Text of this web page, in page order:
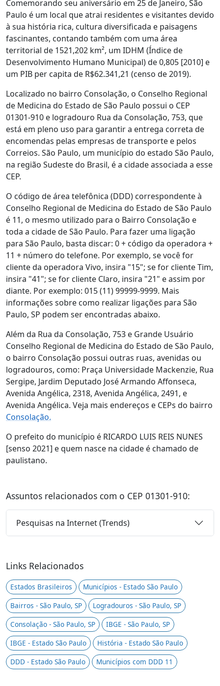
Comemorando seu aniversário em 25 de Janeiro, São
Paulo é um local que atrai residentes e visitantes devido
à sua história rica, cultura diversificada e paisagens
fascinantes, contando também com uma área
territorial de 1521,202 km², um IDHM (Índice de
Desenvolvimento Humano Municipal) de 0,805 [2010] e
um PIB per capita de R$62.341,21 (censo de 2019).
Localizado no bairro Consolação, o Conselho Regional
de Medicina do Estado de São Paulo possui o CEP
01301-910 e logradouro Rua da Consolação, 753, que
está em pleno uso para garantir a entrega correta de
encomendas pelas empresas de transporte e pelos
Correios. São Paulo, um município do estado São Paulo,
na região Sudeste do Brasil, é a cidade associada a esse
CEP.
O código de área telefônica (DDD) correspondente à
Conselho Regional de Medicina do Estado de São Paulo
é 11, o mesmo utilizado para o Bairro Consolação e
toda a cidade de São Paulo. Para fazer uma ligação
para São Paulo, basta discar: 0 + código da operadora +
11 + número do telefone. Por exemplo, se você for
cliente da operadora Vivo, insira "15"; se for cliente Tim,
insira "41"; se for cliente Claro, insira "21" e assim por
diante. Por exemplo: 015 (11) 99999-9999. Mais
informações sobre como realizar ligações para São
Paulo, SP podem ser encontradas abaixo.
Além da Rua da Consolação, 753 e Grande Usuário
Conselho Regional de Medicina do Estado de São Paulo,
o bairro Consolação possui outras ruas, avenidas ou
logradouros, como: Praça Universidade Mackenzie, Rua
Sergipe, Jardim Deputado José Armando Affonseca,
Avenida Angélica, 2318, Avenida Angélica, 2491, e
Avenida Angélica. Veja mais endereços e CEPs do bairro
Consolação.
O prefeito do município é RICARDO LUIS REIS NUNES
[senso 2021] e quem nasce na cidade é chamado de
paulistano.
Assuntos relacionados com o CEP 01301-910:
Pesquisas na Internet (Trends)
Links Relacionados
Estados Brasileiros
Municípios - Estado São Paulo
Bairros - São Paulo, SP
Logradouros - São Paulo, SP
Consolação - São Paulo, SP
IBGE - São Paulo, SP
IBGE - Estado São Paulo
História - Estado São Paulo
DDD - Estado São Paulo
Municípios com DDD 11